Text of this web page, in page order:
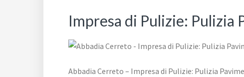
Impresa di Pulizie: Pulizia
Abbadia Cerreto – Impresa di Pulizie: Pulizia